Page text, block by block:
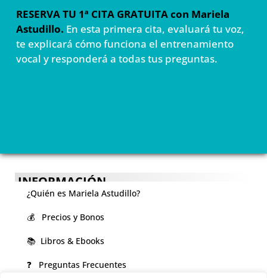
RESERVA TU 1ª CITA GRATUITA con Mariela
Astudillo. En esta primera cita, evaluará tu voz,
te explicará cómo funciona el entrenamiento
vocal y responderá a todas tus preguntas.
INFORMACIÓN
¿Quién es Mariela Astudillo?
💰 Precios y Bonos
📚 Libros & Ebooks
❓ Preguntas Frecuentes